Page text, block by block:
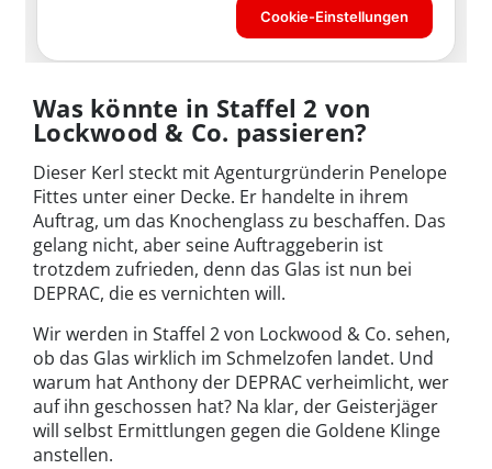
Was könnte in Staffel 2 von
Lockwood & Co. passieren?
Dieser Kerl steckt mit Agenturgründerin Penelope
Fittes unter einer Decke. Er handelte in ihrem
Auftrag, um das Knochenglass zu beschaffen. Das
gelang nicht, aber seine Auftraggeberin ist
trotzdem zufrieden, denn das Glas ist nun bei
DEPRAC, die es vernichten will.
Wir werden in Staffel 2 von Lockwood & Co. sehen,
ob das Glas wirklich im Schmelzofen landet. Und
warum hat Anthony der DEPRAC verheimlicht, wer
auf ihn geschossen hat? Na klar, der Geisterjäger
will selbst Ermittlungen gegen die Goldene Klinge
anstellen.